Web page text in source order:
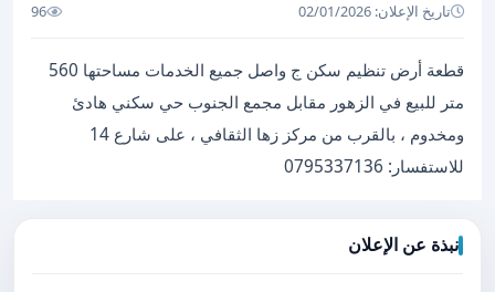
تاريخ الإعلان: 02/01/2026 96
قطعة أرض تنظيم سكن ج واصل جميع الخدمات مساحتها 560
متر للبيع في الزهور مقابل مجمع الجنوب حي سكني هادئ
ومخدوم ، بالقرب من مركز زها الثقافي ، على شارع 14
للاستفسار: 0795337136
نبذة عن الإعلان